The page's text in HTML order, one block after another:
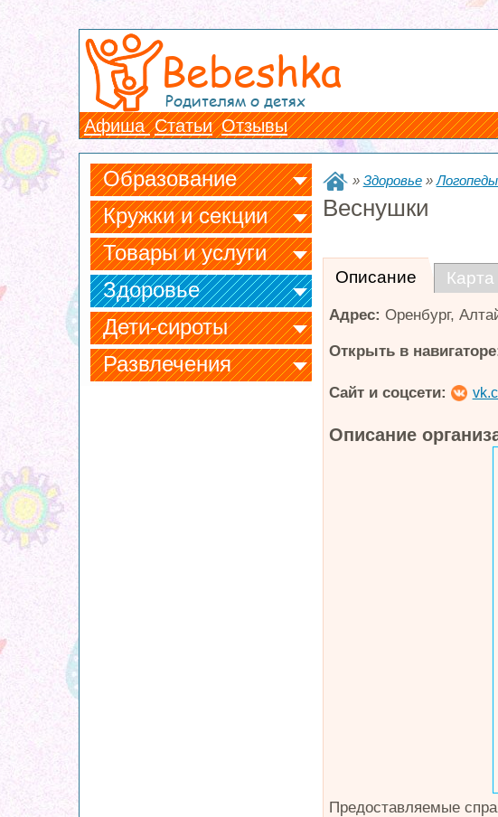
Bebeshka
Родителям о детях
Афиша Статьи Отзывы
Образование
Кружки и секции
Товары и услуги
Здоровье
Дети-сироты
Развлечения
» Здоровье»
Веснушки
Описание Карта
Адрес: Оренбург,
Открыть в
Сайт и соцсети:
Описание
Предоставляемые